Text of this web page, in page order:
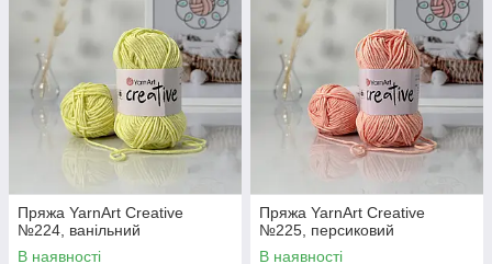
Пряжа YarnArt Creative
№224, ванільний
В наявності
Пряжа YarnArt Creative
№225, персиковий
В наявності